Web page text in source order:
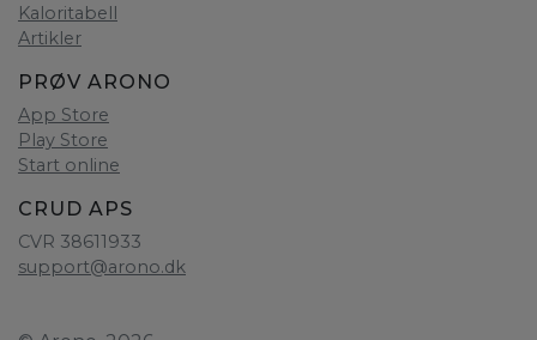
Kaloritabell
Artikler
PRØV ARONO
App Store
Play Store
Start online
CRUD APS
CVR 38611933
support@arono.dk